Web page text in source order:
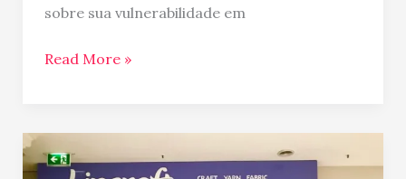
sobre sua vulnerabilidade em
Read More »
Ponto